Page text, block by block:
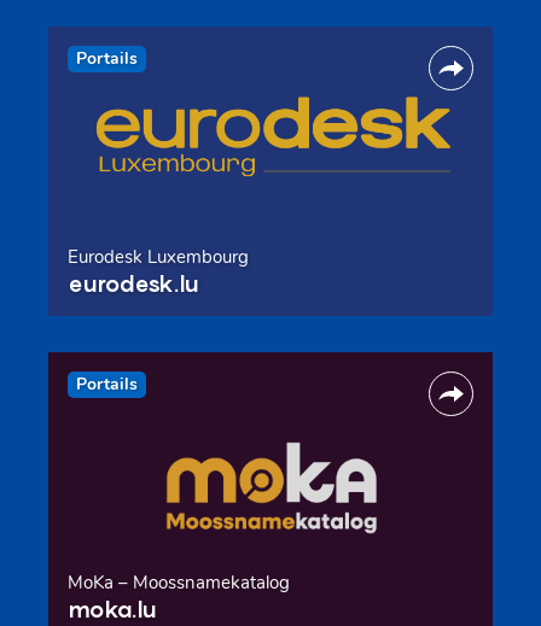
Portails
Eurodesk Luxembourg
eurodesk.lu
Portails
MoKa – Moossnamekatalog
moka.lu